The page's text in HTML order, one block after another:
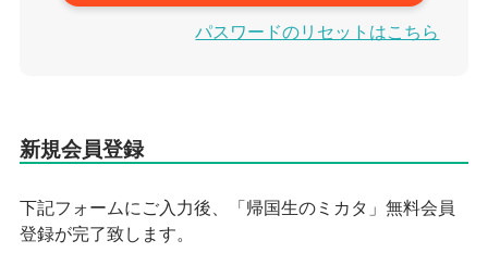
パスワードのリセットはこちら
下記フォームにご入力後、「帰国生のミカタ」無料会員
登録が完了致します。